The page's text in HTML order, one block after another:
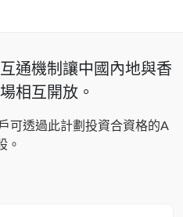
通機制讓中國內地與香
相互開放。
可透過此計劃投資合資格的A
。